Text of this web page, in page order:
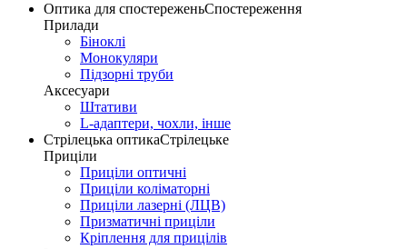
Оптика для спостереженьСпостереження
Прилади
Біноклі
Монокуляри
Підзорні труби
Аксесуари
Штативи
L-адаптери, чохли, інше
Стрілецька оптикаСтрілецьке
Приціли
Приціли оптичні
Приціли коліматорні
Приціли лазерні (ЛЦВ)
Призматичні приціли
Кріплення для прицілів